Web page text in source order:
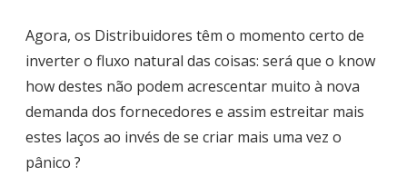
Agora, os Distribuidores têm o momento certo de
inverter o fluxo natural das coisas: será que o know
how destes não podem acrescentar muito à nova
demanda dos fornecedores e assim estreitar mais
estes laços ao invés de se criar mais uma vez o
pânico ?